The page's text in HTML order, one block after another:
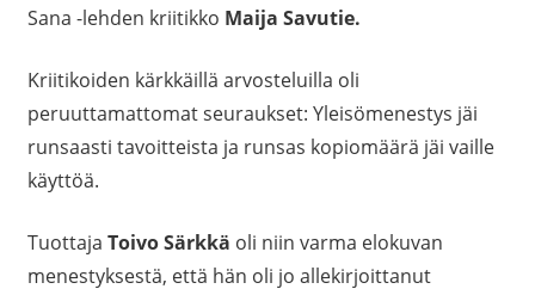
Sana -lehden kriitikko Maija Savutie.
Kriitikoiden kärkkäillä arvosteluilla oli
peruuttamattomat seuraukset: Yleisömenestys jäi
runsaasti tavoitteista ja runsas kopiomäärä jäi vaille
käyttöä.
Tuottaja Toivo Särkkä oli niin varma elokuvan
menestyksestä, että hän oli jo allekirjoittanut